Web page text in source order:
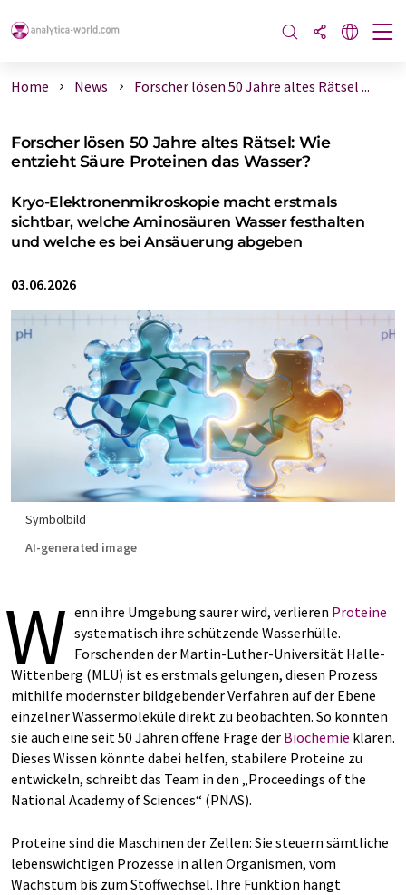
Home News Forscher lösen 50 Jahre altes Rätsel ...
Forscher lösen 50 Jahre altes Rätsel: Wie
entzieht Säure Proteinen das Wasser?
Kryo-Elektronenmikroskopie macht erstmals
sichtbar, welche Aminosäuren Wasser festhalten
und welche es bei Ansäuerung abgeben
03.06.2026
Symbolbild
AI-generated image
W enn ihre Umgebung saurer wird, verlieren Proteine
systematisch ihre schützende Wasserhülle.
Forschenden der Martin-Luther-Universität Halle-
Wittenberg (MLU) ist es erstmals gelungen, diesen Prozess
mithilfe modernster bildgebender Verfahren auf der Ebene
einzelner Wassermoleküle direkt zu beobachten. So konnten
sie auch eine seit 50 Jahren offene Frage der Biochemie klären.
Dieses Wissen könnte dabei helfen, stabilere Proteine zu
entwickeln, schreibt das Team in den „Proceedings of the
National Academy of Sciences“ (PNAS).
Proteine sind die Maschinen der Zellen: Sie steuern sämtliche
lebenswichtigen Prozesse in allen Organismen, vom
Wachstum bis zum Stoffwechsel. Ihre Funktion hängt